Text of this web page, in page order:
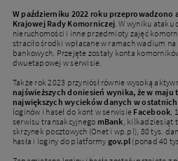
W październiku 2022 roku przeprowadzono
Krajowej Rady Komorniczej . W wyniku
nieruchomości i inne przedmioty zajęć
straciło środki wpłacane w ramach wadium
bankowych. Przejęte zostały konta
dwuetapowej w serwisie.
Także rok 2023 przyniósł równie wysoką
najświeższych doniesień wynika, że w maju
największych wycieków danych w
loginów i haseł do kont w serwisie Facebook
serwisu transakcyjnego mBank , kilkadziesiąt
skrzynek pocztowych (Onet i wp.pl), 80 tys.
hasła i loginy do platformy gov.pl (ponad 40